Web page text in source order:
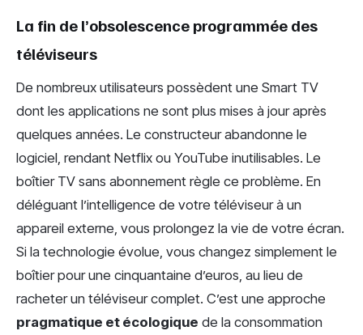
La fin de l’obsolescence programmée des
téléviseurs
De nombreux utilisateurs possèdent une Smart TV
dont les applications ne sont plus mises à jour après
quelques années. Le constructeur abandonne le
logiciel, rendant Netflix ou YouTube inutilisables. Le
boîtier TV sans abonnement règle ce problème. En
déléguant l’intelligence de votre téléviseur à un
appareil externe, vous prolongez la vie de votre écran.
Si la technologie évolue, vous changez simplement le
boîtier pour une cinquantaine d’euros, au lieu de
racheter un téléviseur complet. C’est une approche
pragmatique et écologique de la consommation